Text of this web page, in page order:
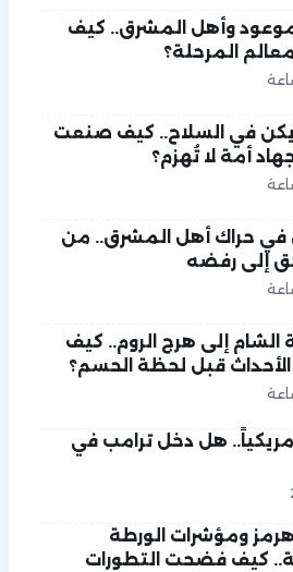
وأهل المشرق.. كيف
المرحلة؟
يكن في السلاح.. كيف صنعت
أمة لا تُهزم؟
في حراك أهل المشرق.. من
إلى رفضه
الشام إلى هرج الروم.. كيف
قبل لحظة الحسم؟
هل دخل ترامب في
ومؤشرات الورطة
كيف فضحت التطورات